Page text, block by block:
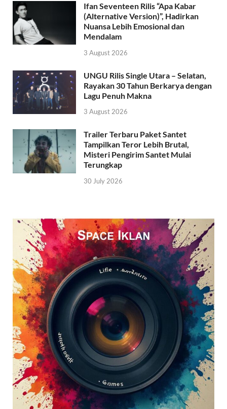
Ifan Seventeen Rilis “Apa Kabar
(Alternative Version)”, Hadirkan
Nuansa Lebih Emosional dan
Mendalam
3 August 2026
UNGU Rilis Single Utara – Selatan,
Rayakan 30 Tahun Berkarya dengan
Lagu Penuh Makna
3 August 2026
Trailer Terbaru Paket Santet
Tampilkan Teror Lebih Brutal,
Misteri Pengirim Santet Mulai
Terungkap
30 July 2026